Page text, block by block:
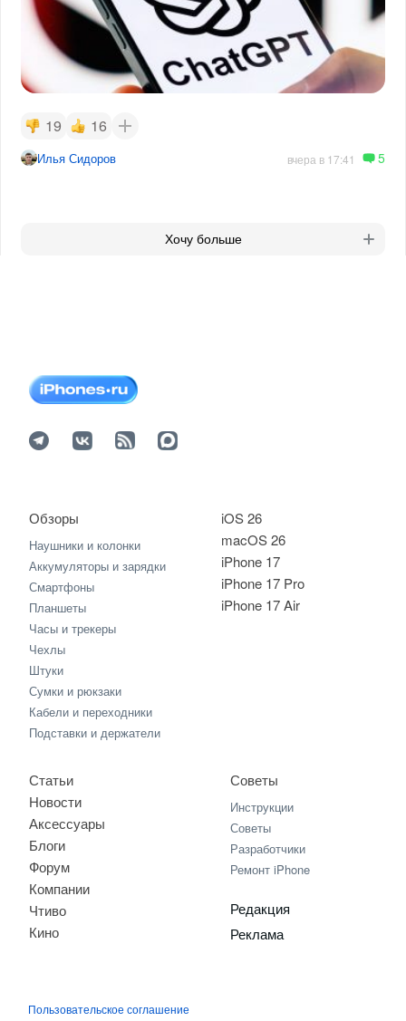
19 16
Илья Сидоров вчера в 17:41 5
Хочу больше
iOS 26
macOS 26
iPhone 17
iPhone 17 Pro
iPhone 17 Air
Обзоры
Наушники и колонки
Аккумуляторы и зарядки
Смартфоны
Планшеты
Часы и трекеры
Чехлы
Штуки
Сумки и рюкзаки
Кабели и переходники
Подставки и держатели
Статьи
Новости
Аксессуары
Блоги
Форум
Компании
Чтиво
Кино
Советы
Инструкции
Советы
Разработчики
Ремонт iPhone
Редакция
Реклама
Пользовательское соглашение